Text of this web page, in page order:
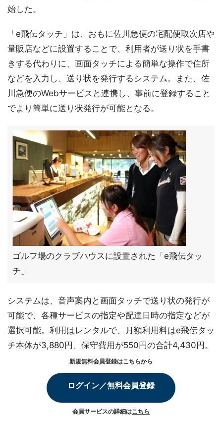
始した。
「e飛伝タッチ」は、おもに佐川急便の宅配便取次店や
量販店などに設置することで、利用者が送り状を手書
きする代わりに、画面タッチによる簡単な操作で住所
などを入力し、送り状を発行するシステム。また、佐
川急便のWebサービスと連携し、事前に登録すること
でより簡単に送り状発行が可能となる。
ゴルフ場のクラブハウスに設置された「e飛伝タッ
チ」
システムは、音声案内と画面タッチで送り状の発行が
可能で、各種サービスの指定や配達日時の指定などが
選択可能。利用はレンタルで、月額利用料はe飛伝タッ
チ本体が3,880円、保守費用が550円の合計4,430円。
新規無料会員登録はこちらから
ログイン／無料会員登録
会員サービスの詳細はこちら